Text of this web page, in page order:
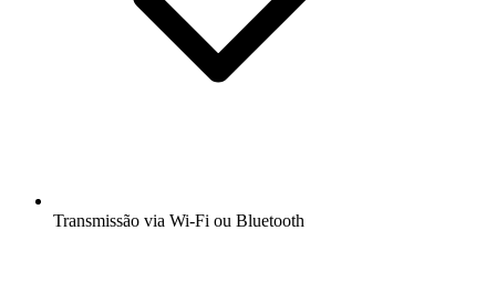
Transmissão via Wi-Fi ou Bluetooth